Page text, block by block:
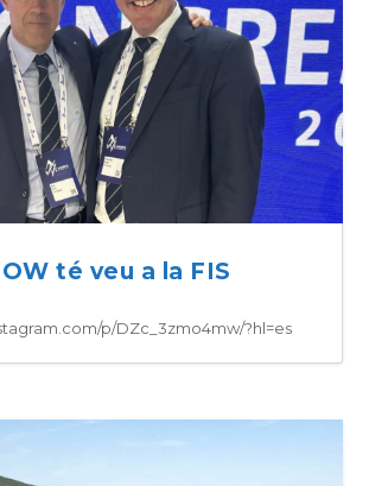
té veu a la FIS
p/DZc_3zmo4mw/?hl=es